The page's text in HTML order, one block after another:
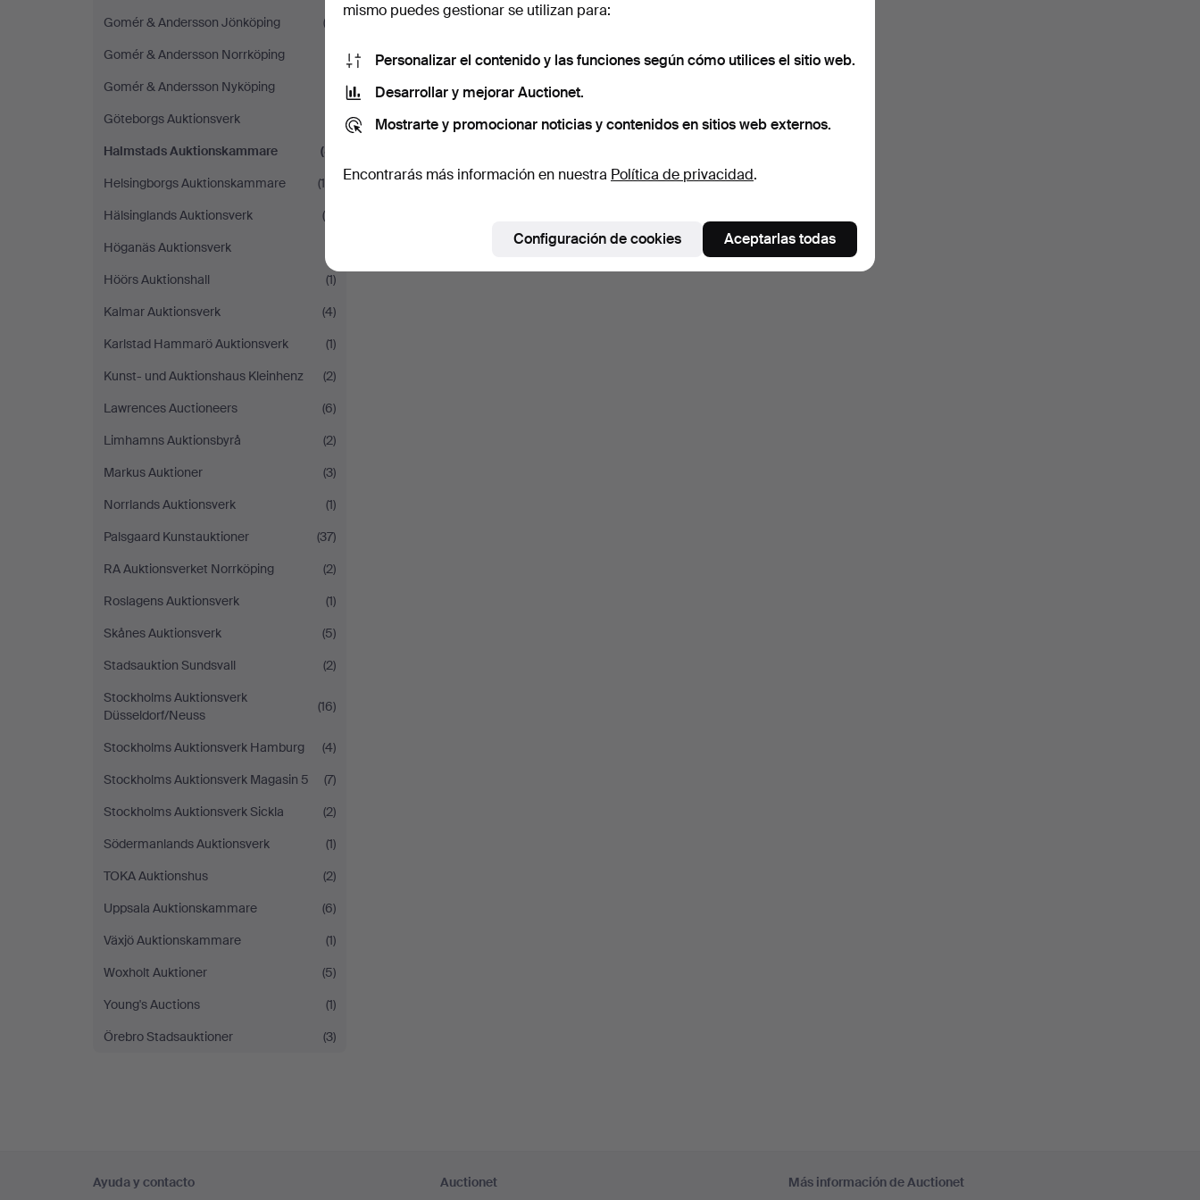
Gomér & Andersson Jönköping
(2)
Gomér & Andersson Norrköping
Gomér & Andersson Nyköping
Göteborgs Auktionsverk
Halmstads Auktionskammare
(8)
Helsingborgs Auktionskammare
(16)
Hälsinglands Auktionsverk
(4)
Höganäs Auktionsverk
Höörs Auktionshall
(1)
Kalmar Auktionsverk
(4)
Karlstad Hammarö Auktionsverk
(1)
Kunst- und Auktionshaus Kleinhenz
(2)
Lawrences Auctioneers
(6)
Limhamns Auktionsbyrå
(2)
Markus Auktioner
(3)
Norrlands Auktionsverk
(1)
Palsgaard Kunstauktioner
(37)
RA Auktionsverket Norrköping
(2)
Roslagens Auktionsverk
(1)
Skånes Auktionsverk
(5)
Stadsauktion Sundsvall
(2)
Stockholms Auktionsverk
Düsseldorf/Neuss
(16)
Stockholms Auktionsverk Hamburg
(4)
Stockholms Auktionsverk Magasin 5
(7)
Stockholms Auktionsverk Sickla
(2)
Södermanlands Auktionsverk
(1)
TOKA Auktionshus
(2)
Uppsala Auktionskammare
(6)
Växjö Auktionskammare
(1)
Woxholt Auktioner
(5)
Young's Auctions
(1)
Örebro Stadsauktioner
(3)
en
Ayuda y contacto
Auctionet
Más información de Auctionet
mismo puedes gestionar se utilizan para:
Personalizar el contenido y las funciones según cómo utilices el sitio web.
Desarrollar y mejorar Auctionet.
Mostrarte y promocionar noticias y contenidos en sitios web externos.
Encontrarás más información en nuestra Política de privacidad.
Configuración de cookies Aceptarlas todas